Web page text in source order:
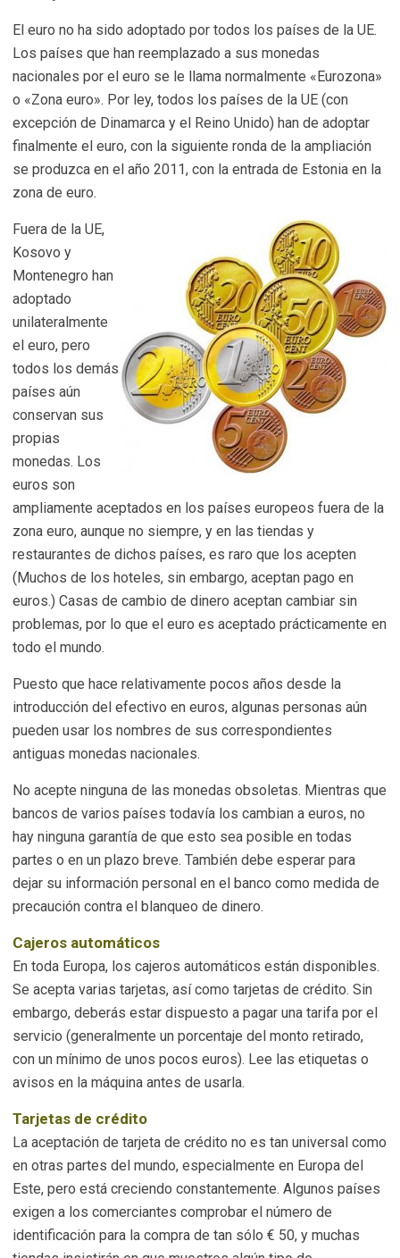
El euro no ha sido adoptado por todos los países de la UE.
Los países que han reemplazado a sus monedas
nacionales por el euro se le llama normalmente «Eurozona»
o «Zona euro». Por ley, todos los países de la UE (con
excepción de Dinamarca y el Reino Unido) han de adoptar
finalmente el euro, con la siguiente ronda de la ampliación
se produzca en el año 2011, con la entrada de Estonia en la
zona de euro.
Fuera de la UE,
Kosovo y
Montenegro han
adoptado
unilateralmente
el euro, pero
todos los demás
países aún
conservan sus
propias
monedas. Los
euros son
ampliamente aceptados en los países europeos fuera de la
zona euro, aunque no siempre, y en las tiendas y
restaurantes de dichos países, es raro que los acepten
(Muchos de los hoteles, sin embargo, aceptan pago en
euros.) Casas de cambio de dinero aceptan cambiar sin
problemas, por lo que el euro es aceptado prácticamente en
todo el mundo.
Puesto que hace relativamente pocos años desde la
introducción del efectivo en euros, algunas personas aún
pueden usar los nombres de sus correspondientes
antiguas monedas nacionales.
No acepte ninguna de las monedas obsoletas. Mientras que
bancos de varios países todavía los cambian a euros, no
hay ninguna garantía de que esto sea posible en todas
partes o en un plazo breve. También debe esperar para
dejar su información personal en el banco como medida de
precaución contra el blanqueo de dinero.
Cajeros automáticos
En toda Europa, los cajeros automáticos están disponibles.
Se acepta varias tarjetas, así como tarjetas de crédito. Sin
embargo, deberás estar dispuesto a pagar una tarifa por el
servicio (generalmente un porcentaje del monto retirado,
con un mínimo de unos pocos euros). Lee las etiquetas o
avisos en la máquina antes de usarla.
Tarjetas de crédito
La aceptación de tarjeta de crédito no es tan universal como
en otras partes del mundo, especialmente en Europa del
Este, pero está creciendo constantemente. Algunos países
exigen a los comerciantes comprobar el número de
identificación para la compra de tan sólo € 50, y muchas